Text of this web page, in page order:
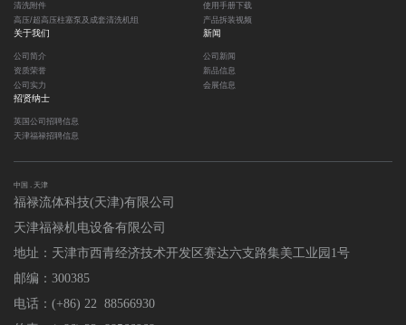
清洗附件
高压/超高压柱塞泵及成套清洗机组
使用手册下载
产品拆装视频
关于我们
公司简介
资质荣誉
公司实力
新闻
公司新闻
新品信息
会展信息
招贤纳士
英国公司招聘信息
天津福禄招聘信息
中国 . 天津
福禄流体科技(天津)有限公司
天津福禄机电设备有限公司
地址：天津市西青经济技术开发区赛达六支路集美工业园1号
邮编：300385
电话：(+86) 22 88566930